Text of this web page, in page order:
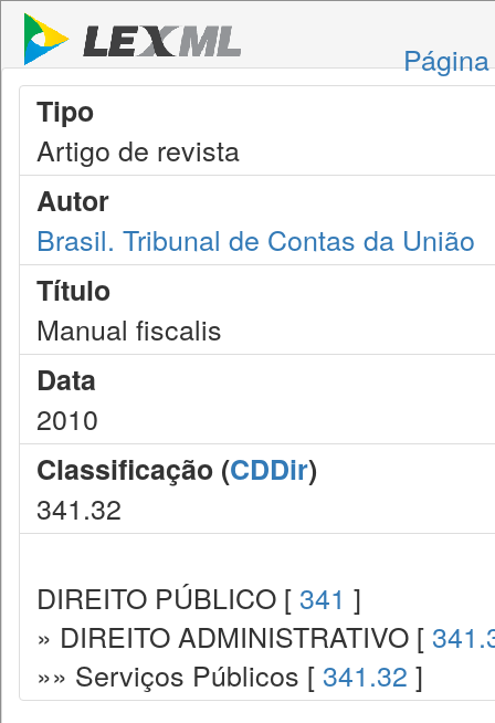
Tipo
Artigo de revista
Autor
Brasil. Tribunal de Contas da União
Título
Manual fiscalis
Data
2010
Classificação (CDDir)
341.32
DIREITO PÚBLICO [ 341 ]
» DIREITO ADMINISTRATIVO [
»» Serviços Públicos [ 341.32 ]